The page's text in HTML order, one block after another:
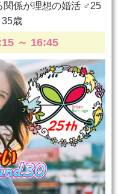
関係が理想の婚活 ♂25
歳
～ 16:45